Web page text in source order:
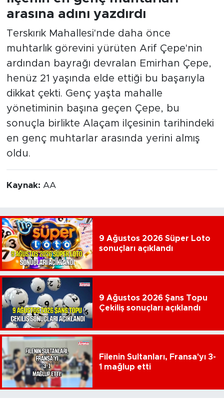
arasına adını yazdırdı
Terskırık Mahallesi'nde daha önce
muhtarlık görevini yürüten Arif Çepe'nin
ardından bayrağı devralan Emirhan Çepe,
henüz 21 yaşında elde ettiği bu başarıyla
dikkat çekti. Genç yaşta mahalle
yönetiminin başına geçen Çepe, bu
sonuçla birlikte Alaçam ilçesinin tarihindeki
en genç muhtarlar arasında yerini almış
oldu.
Kaynak: AA
9 Ağustos 2026 Süper Loto
sonuçları açıklandı
9 Ağustos 2026 Şans Topu
Çekiliş sonuçları açıklandı
Filenin Sultanları, Fransa'yı 3-
1 mağlup etti